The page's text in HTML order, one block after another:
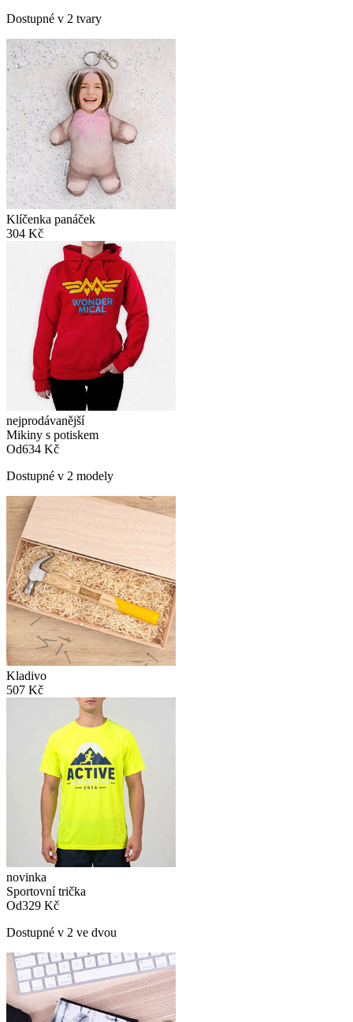
Dostupné v 2 tvary
Klíčenka panáček
304 Kč
nejprodávanější
Mikiny s potiskem
Od634 Kč
Dostupné v 2 modely
Kladivo
507 Kč
novinka
Sportovní trička
Od329 Kč
Dostupné v 2 ve dvou